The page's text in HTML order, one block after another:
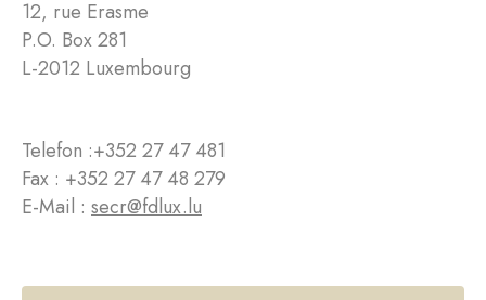
12, rue Erasme
P.O. Box 281
L-2012 Luxembourg
Telefon :+352 27 47 481
Fax : +352 27 47 48 279
E-Mail : secr@fdlux.lu